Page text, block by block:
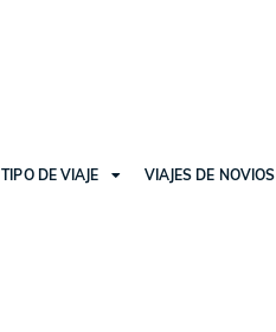
TIPO DE VIAJE VIAJES DE NOVIOS